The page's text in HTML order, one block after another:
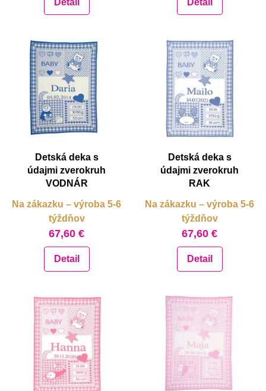
Detská deka s
údajmi zverokruh
VODNÁR
Na zákazku – výroba 5-6
týždňov
67,60 €
Detail
Detská deka s
údajmi zverokruh
RAK
Na zákazku – výroba 5-6
týždňov
67,60 €
Detail